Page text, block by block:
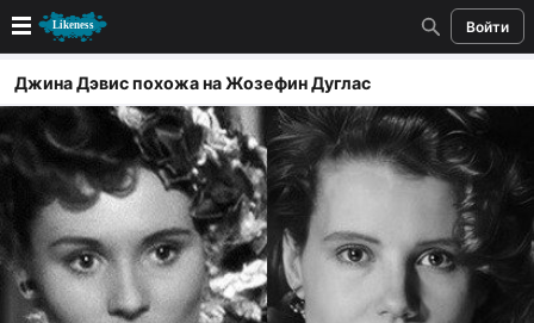
Войти
Новые
Лучшие
Голосование
Кандидаты
Джина Дэвис похожа на Жозефин Дуглас